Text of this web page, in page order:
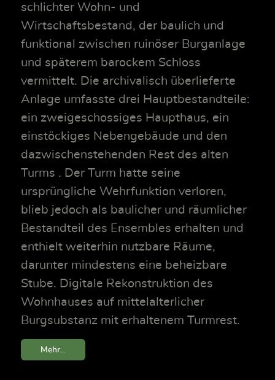
schlichter Wohn- und
Wirtschaftsbestand, der baulich und
funktional zwischen ruinöser Burganlage
und späterem barockem Schloss
vermittelt. Die archivalisch überlieferte
Anlage umfasste drei Hauptbestandteile:
ein zweigeschossiges Haupthaus, ein
einstöckiges Nebengebäude und den
dazwischenstehenden Rest des alten
Turms . Der Turm hatte seine
ursprüngliche Wehrfunktion verloren,
blieb jedoch als baulicher und räumlicher
Bestandteil des Ensembles erhalten und
enthielt weiterhin nutzbare Räume,
darunter mindestens eine beheizbare
Stube. Digitale Rekonstruktion des
Wohnhauses auf mittelalterlicher
Burgsubstanz mit erhaltenem Turmrest.
Mehr...